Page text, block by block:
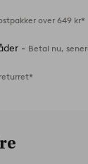
over 649 kr*
- Betal nu,